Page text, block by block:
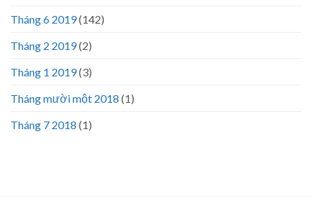
Tháng 6 2019(142)
Tháng 2 2019(2)
Tháng 1 2019(3)
Tháng mười một 2018 (1)
Tháng 7 2018 (1)